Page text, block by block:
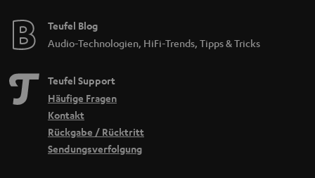
Teufel Blog
Audio-Technologien, HiFi-Trends, Tipps & Tricks
Teufel Support
Häufige Fragen
Kontakt
Rückgabe / Rücktritt
Sendungsverfolgung